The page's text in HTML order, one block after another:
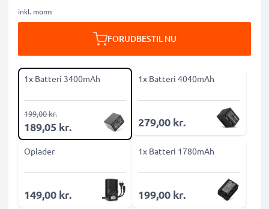
inkl. moms
FORUDBESTIL NU
1x Batteri 3400mAh
189,05 kr.
199,00 kr.
1x Batteri 4040mAh
279,00 kr.
Oplader
149,00 kr.
1x Batteri 1780mAh
199,00 kr.